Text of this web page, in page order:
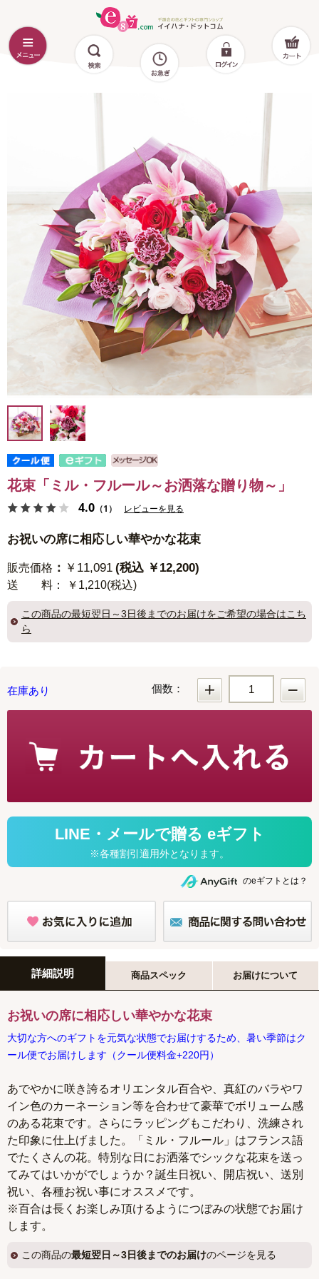
花束「ミル・フルール～お洒落な贈り物～」
4.0 （1） レビューを見る
お祝いの席に相応しい華やかな花束
販売価格 ： ￥11,091 (税込 ￥12,200)
送 料 ： ￥1,210(税込)
この商品の最短翌日～3日後までのお届けをご希望の場合はこち
ら
在庫あり 個数：
のeギフトとは？
詳細説明 商品スペック お届けについて
お祝いの席に相応しい華やかな花束
大切な方へのギフトを元気な状態でお届けするため、暑い季節はク
ール便でお届けします（クール便料金+220円）
あでやかに咲き誇るオリエンタル百合や、真紅のバラやワ
イン色のカーネーション等を合わせて豪華でボリューム感
のある花束です。さらにラッピングもこだわり、洗練され
た印象に仕上げました。「ミル・フルール」はフランス語
でたくさんの花。特別な日にお洒落でシックな花束を送っ
てみてはいかがでしょうか？誕生日祝い、開店祝い、送別
祝い、各種お祝い事にオススメです。
※百合は長くお楽しみ頂けるようにつぼみの状態でお届け
します。
この商品の最短翌日～3日後までのお届けのページを見る